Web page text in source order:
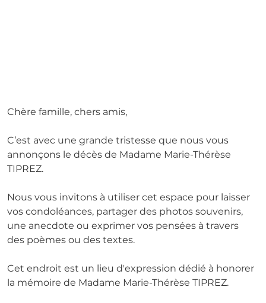
Chère famille, chers amis,
C’est avec une grande tristesse que nous vous
annonçons le décès de Madame Marie-Thérèse
TIPREZ.
Nous vous invitons à utiliser cet espace pour laisser
vos condoléances, partager des photos souvenirs,
une anecdote ou exprimer vos pensées à travers
des poèmes ou des textes.
Cet endroit est un lieu d'expression dédié à honorer
la mémoire de Madame Marie-Thérèse TIPREZ.